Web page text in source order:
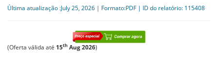
Última atualização :July 25, 2026 | Formato:PDF | ID do relatório: 115408
(Oferta válida até 15th Aug 2026)